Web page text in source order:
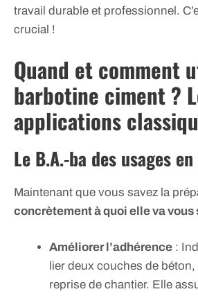
travail durable et professionnel.
crucial !
Quand et comment
barbotine ciment ?
applications
Le B.A.-ba des usages
Maintenant que vous savez la
concrètement à quoi elle va vous
Améliorer l’adhérence :
lier deux couches de
reprise de chantier. Elle